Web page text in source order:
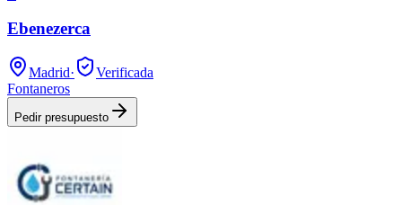
Ebenezerca
Madrid·
Verificada
Fontaneros
Pedir presupuesto